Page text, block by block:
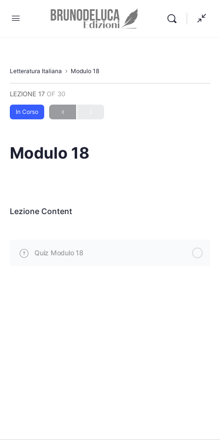
Letteratura Italiana Modulo 18
LEZIONE 17 OF 30
In Corso
Modulo 18
Lezione Content
Quiz Modulo 18